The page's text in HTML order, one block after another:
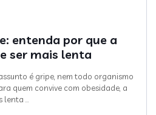
entenda por que a
ser mais lenta
é gripe, nem todo organismo
quem convive com obesidade, a
lenta